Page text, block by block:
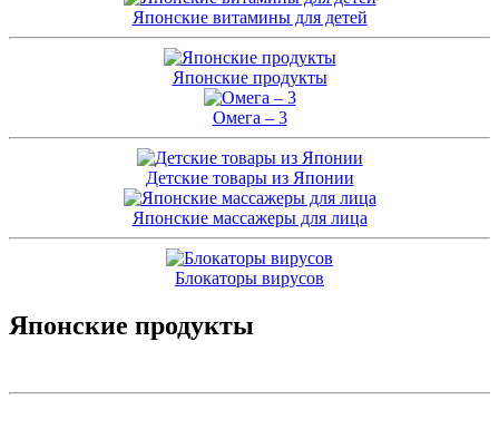
Японские витамины для детей
Японские продукты
Омега – 3
Детские товары из Японии
Японские массажеры для лица
Блокаторы вирусов
Японские продукты